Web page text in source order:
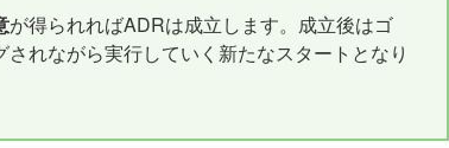
が得られればADRは成立します。成立後はゴ
れながら実行していく新たなスタートとなり